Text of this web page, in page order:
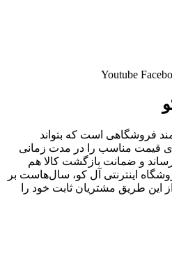
Youtube
فروشگاهی است که بتواند
قیمت مناسب را در مدت زمانی
و ضمانت بازگشت کالا هم
اینترنتی آل کو، سال‌هاست بر
این طریق مشتریان ثابت خود را